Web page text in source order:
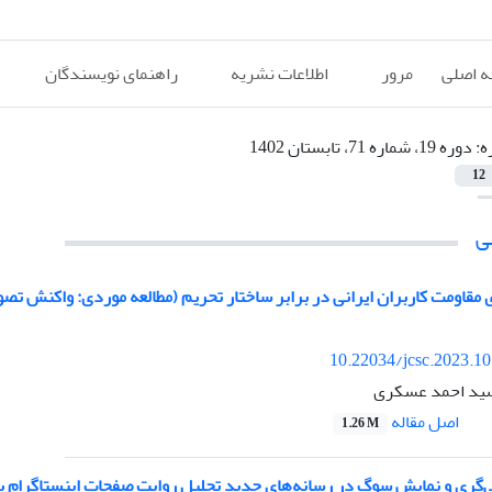
اصلی مرور اطلاعات نشریه راهنمای نویسندگان
دوره 19، شماره 71، تابستان 1402
12
مقاومت کاربران ایرانی در برابر ساختار تحریم (مطالعه موردی: واکنش
10.22034/
احمد عسکری
اصل مقاله 1.26 M